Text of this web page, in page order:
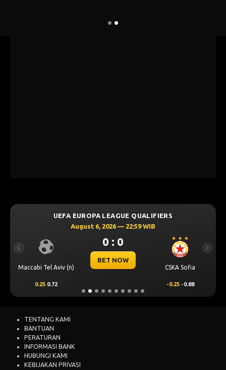
UEFA EUROPA LEAGUE QUALIFIERS
August 6, 2026 — 22:59 WIB
Maccabi Tel Aviv (n)
0 : 0
BET NOW
CSKA Sofia
0.25 0.72 -0.25 -0.88
Previous Next
TENTANG KAMI
BANTUAN
PERATURAN
INFORMASI BANK
HUBUNGI KAMI
KEBIJAKAN PRIVASI